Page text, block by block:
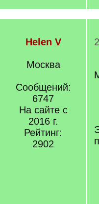
Helen V
Москва
Сообщений:
6747
На сайте с
2016 г.
Рейтинг:
2902